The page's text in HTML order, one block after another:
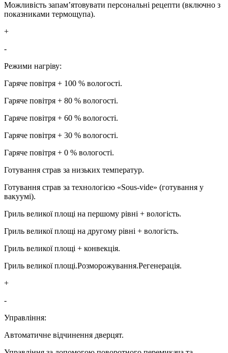
Можливість запам’ятовувати персональні рецепти (включно з
показниками термощупа).
+
-
Режими нагріву:
Гаряче повітря + 100 % вологості.
Гаряче повітря + 80 % вологості.
Гаряче повітря + 60 % вологості.
Гаряче повітря + 30 % вологості.
Гаряче повітря + 0 % вологості.
Готування страв за низьких температур.
Готування страв за технологією «Sous-vide» (готування у
вакуумі).
Гриль великої площі на першому рівні + вологість.
Гриль великої площі на другому рівні + вологість.
Гриль великої площі + конвекція.
Гриль великої площі.Розморожування.Регенерація.
+
-
Управління:
Автоматичне відчинення дверцят.